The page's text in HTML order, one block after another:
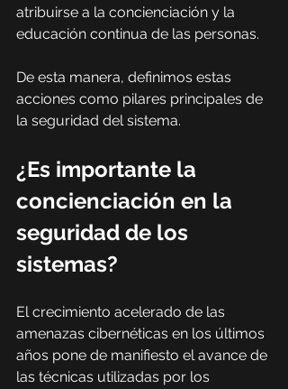
atribuirse a la concienciación y la
educación continua de las personas.
De esta manera, definimos estas
acciones como pilares principales de
la seguridad del sistema.
¿Es importante la
concienciación en la
seguridad de los
sistemas?
El crecimiento acelerado de las
amenazas cibernéticas en los últimos
años pone de manifiesto el avance de
las técnicas utilizadas por los